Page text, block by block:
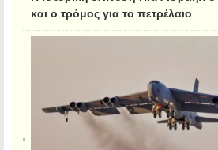
και ο τρόμος για το πετρέλαιο